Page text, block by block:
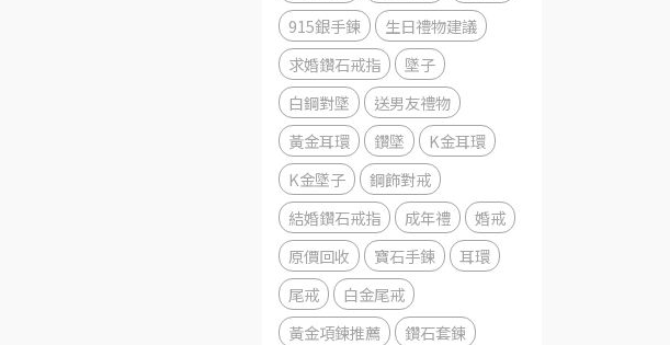
915銀手鍊
生日禮物建議
求婚鑽石戒指
墜子
白鋼對墜
送男友禮物
黃金耳環
鑽墜
K金耳環
K金墜子
鋼飾對戒
結婚鑽石戒指
成年禮
婚戒
原價回收
寶石手鍊
耳環
尾戒
白金尾戒
黃金項鍊推薦
鑽石套鍊